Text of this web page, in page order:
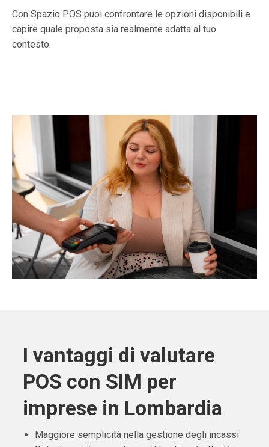
Con Spazio POS puoi confrontare le opzioni disponibili e
capire quale proposta sia realmente adatta al tuo
contesto.
I vantaggi di valutare
POS con SIM per
imprese in Lombardia
Maggiore semplicità nella gestione degli incassi